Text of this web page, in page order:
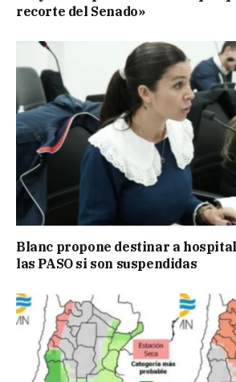
recorte del Senado»
Blanc propone destinar a
las PASO si son suspendidas